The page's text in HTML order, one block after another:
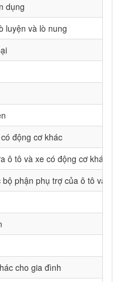
dụng
luyện và lò nung
động cơ khác
ô tô và xe có động cơ khác
phận phụ trợ của ô tô và xe
cho gia đình